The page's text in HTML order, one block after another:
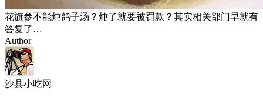
花旗参不能炖鸽子汤？炖了就要被罚款？其实相关部门早就有
答复了…
Author
沙县小吃网